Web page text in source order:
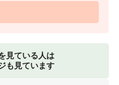
見ている人は
も見ています